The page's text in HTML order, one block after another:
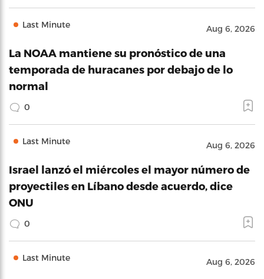
Last Minute Aug 6, 2026
La NOAA mantiene su pronóstico de una
temporada de huracanes por debajo de lo
normal
0
Last Minute Aug 6, 2026
Israel lanzó el miércoles el mayor número de
proyectiles en Líbano desde acuerdo, dice
ONU
0
Last Minute Aug 6, 2026